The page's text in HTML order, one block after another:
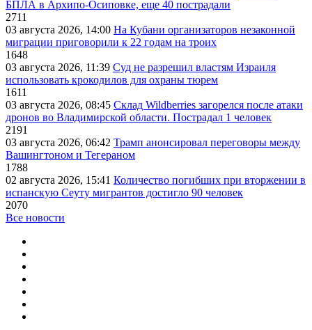
БПЛА в Архипо-Осиповке, еще 40 пострадали
2711
03 августа 2026, 14:00 На Кубани организаторов незаконной
миграции приговорили к 22 годам на троих
1648
03 августа 2026, 11:39 Суд не разрешил властям Израиля
использовать крокодилов для охраны тюрем
1611
03 августа 2026, 08:45 Склад Wildberries загорелся после атаки
дронов во Владимирской области. Пострадал 1 человек
2191
03 августа 2026, 06:42 Трамп анонсировал переговоры между
Вашингтоном и Тегераном
1788
02 августа 2026, 15:41 Количество погибших при вторжении в
испанскую Сеуту мигрантов достигло 90 человек
2070
Все новости